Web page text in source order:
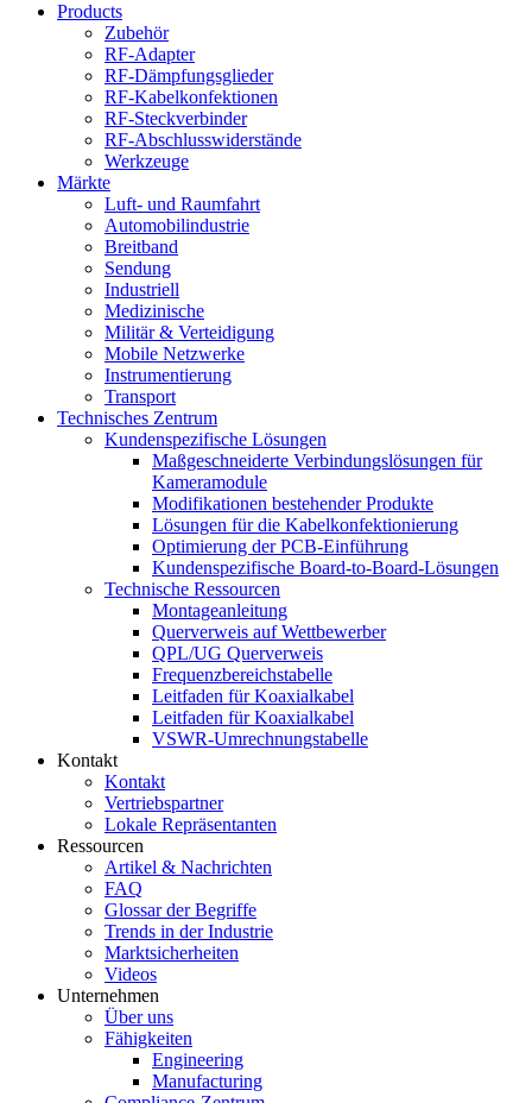
Products
Zubehör
RF-Adapter
RF-Dämpfungsglieder
RF-Kabelkonfektionen
RF-Steckverbinder
RF-Abschlusswiderstände
Werkzeuge
Märkte
Luft- und Raumfahrt
Automobilindustrie
Breitband
Sendung
Industriell
Medizinische
Militär & Verteidigung
Mobile Netzwerke
Instrumentierung
Transport
Technisches Zentrum
Kundenspezifische Lösungen
Maßgeschneiderte Verbindungslösungen für
Kameramodule
Modifikationen bestehender Produkte
Lösungen für die Kabelkonfektionierung
Optimierung der PCB-Einführung
Kundenspezifische Board-to-Board-Lösungen
Technische Ressourcen
Montageanleitung
Querverweis auf Wettbewerber
QPL/UG Querverweis
Frequenzbereichstabelle
Leitfaden für Koaxialkabel
Leitfaden für Koaxialkabel
VSWR-Umrechnungstabelle
Kontakt
Kontakt
Vertriebspartner
Lokale Repräsentanten
Ressourcen
Artikel & Nachrichten
FAQ
Glossar der Begriffe
Trends in der Industrie
Marktsicherheiten
Videos
Unternehmen
Über uns
Fähigkeiten
Engineering
Manufacturing